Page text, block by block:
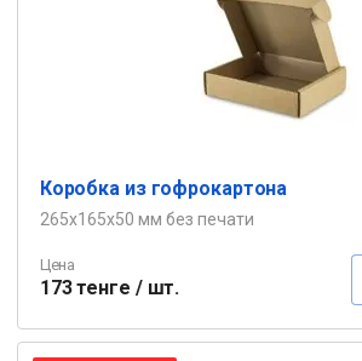
Коробка из гофрокартона
265х165х50 мм без печати
Цена
173 тенге / шт.